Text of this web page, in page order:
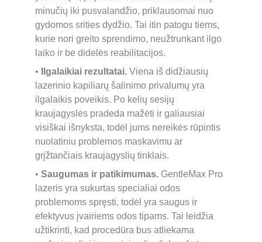
minučių iki pusvalandžio, priklausomai nuo
gydomos srities dydžio. Tai itin patogu tiems,
kurie nori greito sprendimo, neužtrunkant ilgo
laiko ir be didelės reabilitacijos.
•
Ilgalaikiai rezultatai. Viena iš didžiausių
lazerinio kapiliarų šalinimo privalumų yra
ilgalaikis poveikis. Po kelių sesijų
kraujagyslės pradeda mažėti ir galiausiai
visiškai išnyksta, todėl jums nereikės rūpintis
nuolatiniu problemos maskavimu ar
grįžtančiais kraujagyslių tinklais.
• Saugumas ir patikimumas. GentleMax Pro
lazeris yra sukurtas specialiai odos
problemoms spręsti, todėl yra saugus ir
efektyvus įvairiems odos tipams. Tai leidžia
užtikrinti, kad procedūra bus atliekama